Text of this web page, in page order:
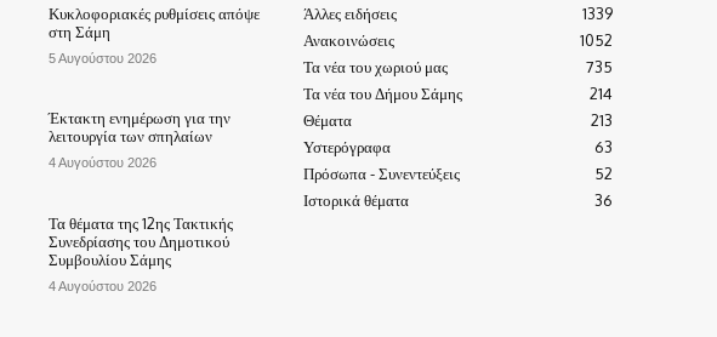
Κυκλοφοριακές ρυθμίσεις απόψε
στη Σάμη
5 Αυγούστου 2026
Έκτακτη ενημέρωση για την
λειτουργία των σπηλαίων
4 Αυγούστου 2026
Τα θέματα της 12ης Τακτικής
Συνεδρίασης του Δημοτικού
Συμβουλίου Σάμης
4 Αυγούστου 2026
Άλλες ειδήσεις
1339
Ανακοινώσεις
1052
Τα νέα του χωριού μας
735
Τα νέα του Δήμου Σάμης
214
Θέματα
213
Υστερόγραφα
63
Πρόσωπα - Συνεντεύξεις
52
Ιστορικά θέματα
36